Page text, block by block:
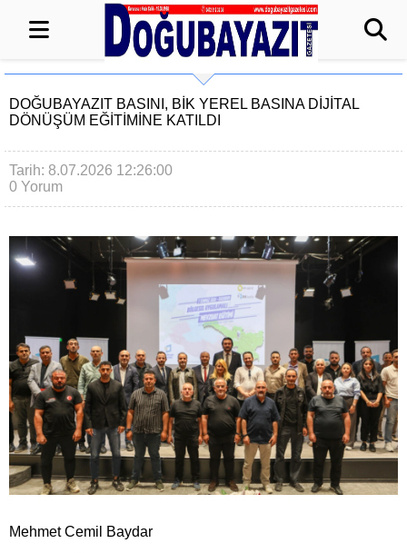
DOĞUBAYAZIT BASINI, BİK YEREL BASINA DİJİTAL
DÖNÜŞÜM EĞİTİMİNE KATILDI
Tarih: 8.07.2026 12:26:00
0 Yorum
Mehmet Cemil Baydar